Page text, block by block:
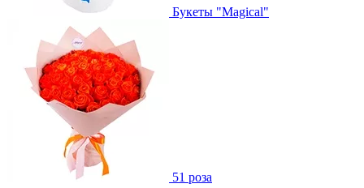
Букеты "Magical"
51 роза